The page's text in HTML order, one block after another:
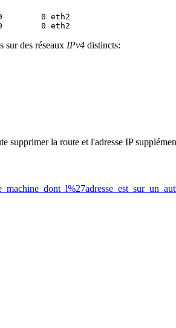
0 eth2
sur des réseaux IPv4 distincts:
la route et l'adresse IP